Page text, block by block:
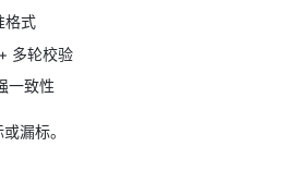
格式
多轮校验
一致性
漏标。